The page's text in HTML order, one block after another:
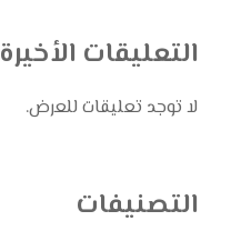
التعليقات الأخيرة
لا توجد تعليقات للعرض.
التصنيفات